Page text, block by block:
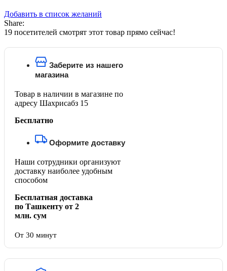
Добавить в список желаний
Share:
19 посетителей смотрят этот товар прямо сейчас!
Заберите из нашего
магазина
Товар в наличии в магазине по
адресу Шахрисабз 15
Бесплатно
Оформите доставку
Наши сотрудники организуют
доставку наиболее удобным
способом
Бесплатная доставка
по Ташкенту от 2
млн. сум
От 30 минут